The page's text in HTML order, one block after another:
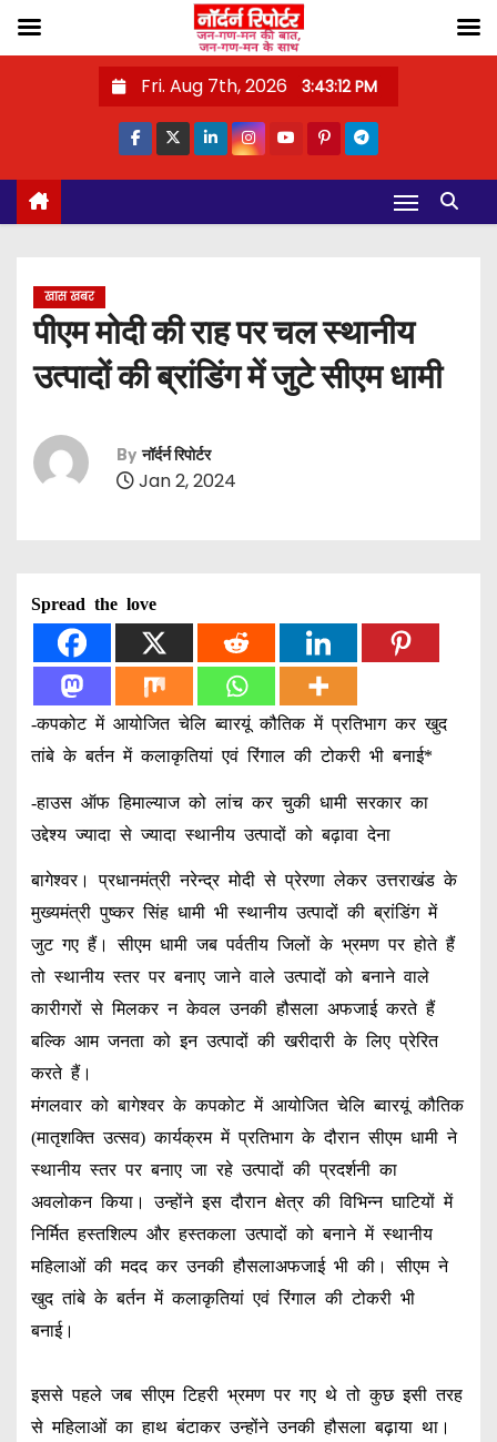
o
Fri. Aug 7th, 2026 3:43:13 PM
खास खबर
पीएम मोदी की राह पर चल स्थानीय
उत्पादों की ब्रांडिंग में जुटे सीएम धामी
By नॉर्दर्न रिपोर्टर
Jan 2, 2024
Spread the love
-कपकोट में आयोजित चेलि ब्वारयूं कौतिक में प्रतिभाग कर खुद
तांबे के बर्तन में कलाकृतियां एवं रिंगाल की टोकरी भी बनाई*
-हाउस ऑफ हिमाल्याज को लांच कर चुकी धामी सरकार का
उद्देश्य ज्यादा से ज्यादा स्थानीय उत्पादों को बढ़ावा देना
बागेश्वर। प्रधानमंत्री नरेन्द्र मोदी से प्रेरणा लेकर उत्तराखंड के
मुख्यमंत्री पुष्कर सिंह धामी भी स्थानीय उत्पादों की ब्रांडिंग में
जुट गए हैं। सीएम धामी जब पर्वतीय जिलों के भ्रमण पर होते हैं
तो स्थानीय स्तर पर बनाए जाने वाले उत्पादों को बनाने वाले
कारीगरों से मिलकर न केवल उनकी हौसला अफजाई करते हैं
बल्कि आम जनता को इन उत्पादों की खरीदारी के लिए प्रेरित
करते हैं।
मंगलवार को बागेश्वर के कपकोट में आयोजित चेलि ब्वारयूं कौतिक
(मातृशक्ति उत्सव) कार्यक्रम में प्रतिभाग के दौरान सीएम धामी ने
स्थानीय स्तर पर बनाए जा रहे उत्पादों की प्रदर्शनी का
अवलोकन किया। उन्होंने इस दौरान क्षेत्र की विभिन्न घाटियों में
निर्मित हस्तशिल्प और हस्तकला उत्पादों को बनाने में स्थानीय
महिलाओं की मदद कर उनकी हौसलाअफजाई भी की। सीएम ने
खुद तांबे के बर्तन में कलाकृतियां एवं रिंगाल की टोकरी भी
बनाई।
इससे पहले जब सीएम टिहरी भ्रमण पर गए थे तो कुछ इसी तरह
से महिलाओं का हाथ बंटाकर उन्होंने उनकी हौसला बढ़ाया था।